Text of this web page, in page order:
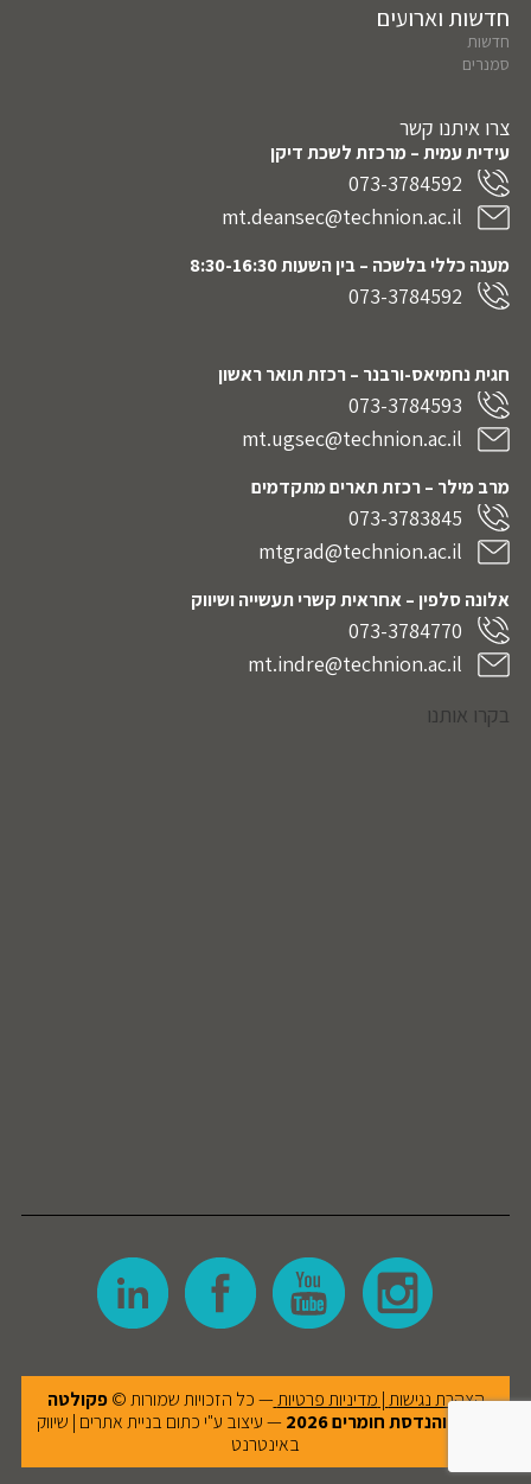
חדשות וארועים
חדשות
סמנרים
צרו איתנו קשר
עידית עמית – מרכזת לשכת דיקן
073-3784592
mt.deansec@technion.ac.il
מענה כללי בלשכה – בין השעות 8:30-16:30
073-3784592
חגית נחמיאס-ורבנר – רכזת תואר ראשון
073-3784593
mt.ugsec@technion.ac.il
מרב מילר – רכזת תארים מתקדמים
073-3783845
mtgrad@technion.ac.il
אלונה סלפין – אחראית קשרי תעשייה ושיווק
073-3784770
mt.indre@technion.ac.il
בקרו אותנו
הצהרת נגישות| מדיניות פרטיות— כל הזכויות שמורות ©פקולטה
למדע והנדסת חומרים2026 — עיצוב ע"י כתום בניית אתרים | שיווק
באינטרנט